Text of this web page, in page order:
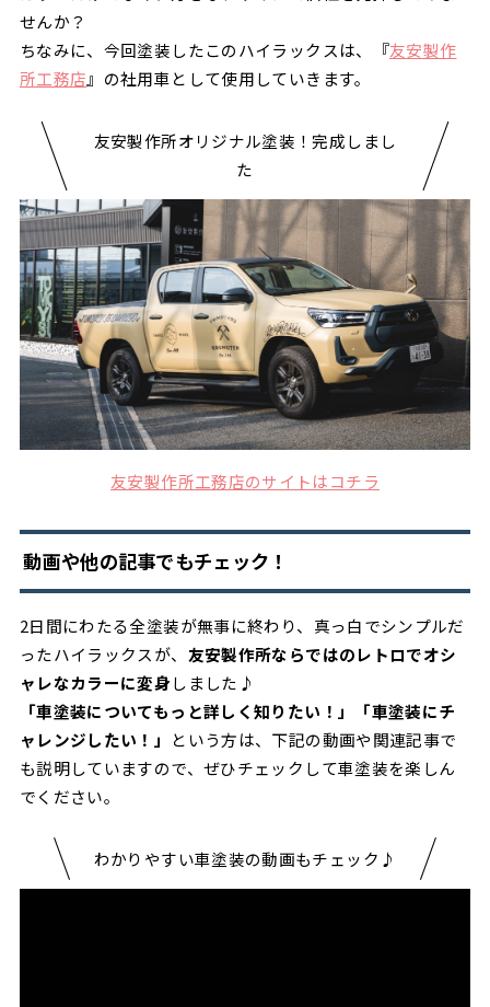
せんか？
ちなみに、今回塗装したこのハイラックスは、『友安製作
所工務店』の社用車として使用していきます。
友安製作所オリジナル塗装！完成しまし
た
友安製作所工務店のサイトはコチラ
動画や他の記事でもチェック！
2日間にわたる全塗装が無事に終わり、真っ白でシンプルだ
ったハイラックスが、 友安製作所ならではのレトロでオシ
ャレなカラーに変身しました♪
「車塗装についてもっと詳しく知りたい！」「車塗装にチ
ャレンジしたい！」
という方は、下記の動画や関連記事で
も説明していますので、ぜひチェックして車塗装を楽しん
でください。
わかりやすい車塗装の動画もチェック♪